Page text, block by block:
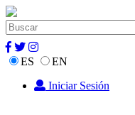
ES
EN
Iniciar Sesión